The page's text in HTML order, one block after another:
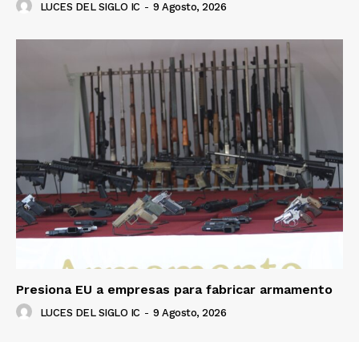
LUCES DEL SIGLO IC - 9 Agosto, 2026
Presiona EU a empresas para fabricar armamento
LUCES DEL SIGLO IC - 9 Agosto, 2026